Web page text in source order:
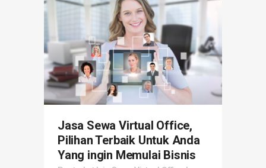
Jasa Sewa Virtual Office,
Pilihan Terbaik Untuk Anda
Yang ingin Memulai Bisnis